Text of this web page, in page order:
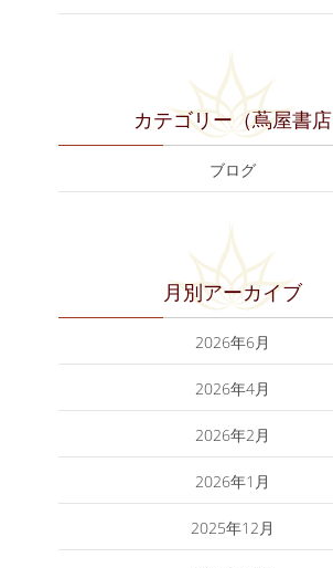
カテゴリー（蔦屋書店
ブログ
月別アーカイブ
2026年6月
2026年4月
2026年2月
2026年1月
2025年12月